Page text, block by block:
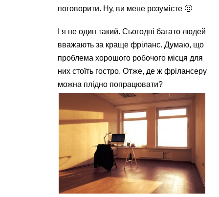
поговорити. Ну, ви мене розумієте 🙂
І я не один такий. Сьогодні багато людей
вважають за краще фріланс. Думаю, що
проблема хорошого робочого місця для
них стоїть гостро. Отже, де ж фрілансеру
можна плідно попрацювати?